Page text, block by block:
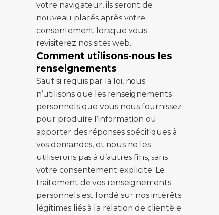
votre navigateur, ils seront de
nouveau placés après votre
consentement lorsque vous
revisiterez nos sites web.
Comment utilisons-nous les
renseignements
Sauf si requis par la loi, nous
n’utilisons que les renseignements
personnels que vous nous fournissez
pour produire l’information ou
apporter des réponses spécifiques à
vos demandes, et nous ne les
utiliserons pas à d’autres fins, sans
votre consentement explicite. Le
traitement de vos renseignements
personnels est fondé sur nos intérêts
légitimes liés à la relation de clientèle